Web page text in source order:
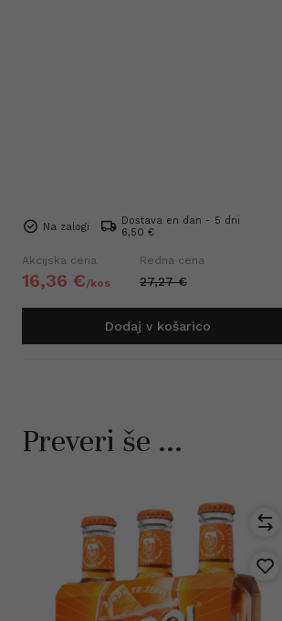
Na zalogi
Dostava en dan - 5 dni
6,50 €
Akcijska cena
16,36 €/kos
Redna cena
27,27 €
Dodaj v košarico
Preveri še ...